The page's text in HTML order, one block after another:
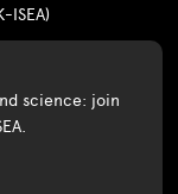
ISEA)
science: join